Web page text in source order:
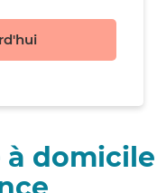
à domicile